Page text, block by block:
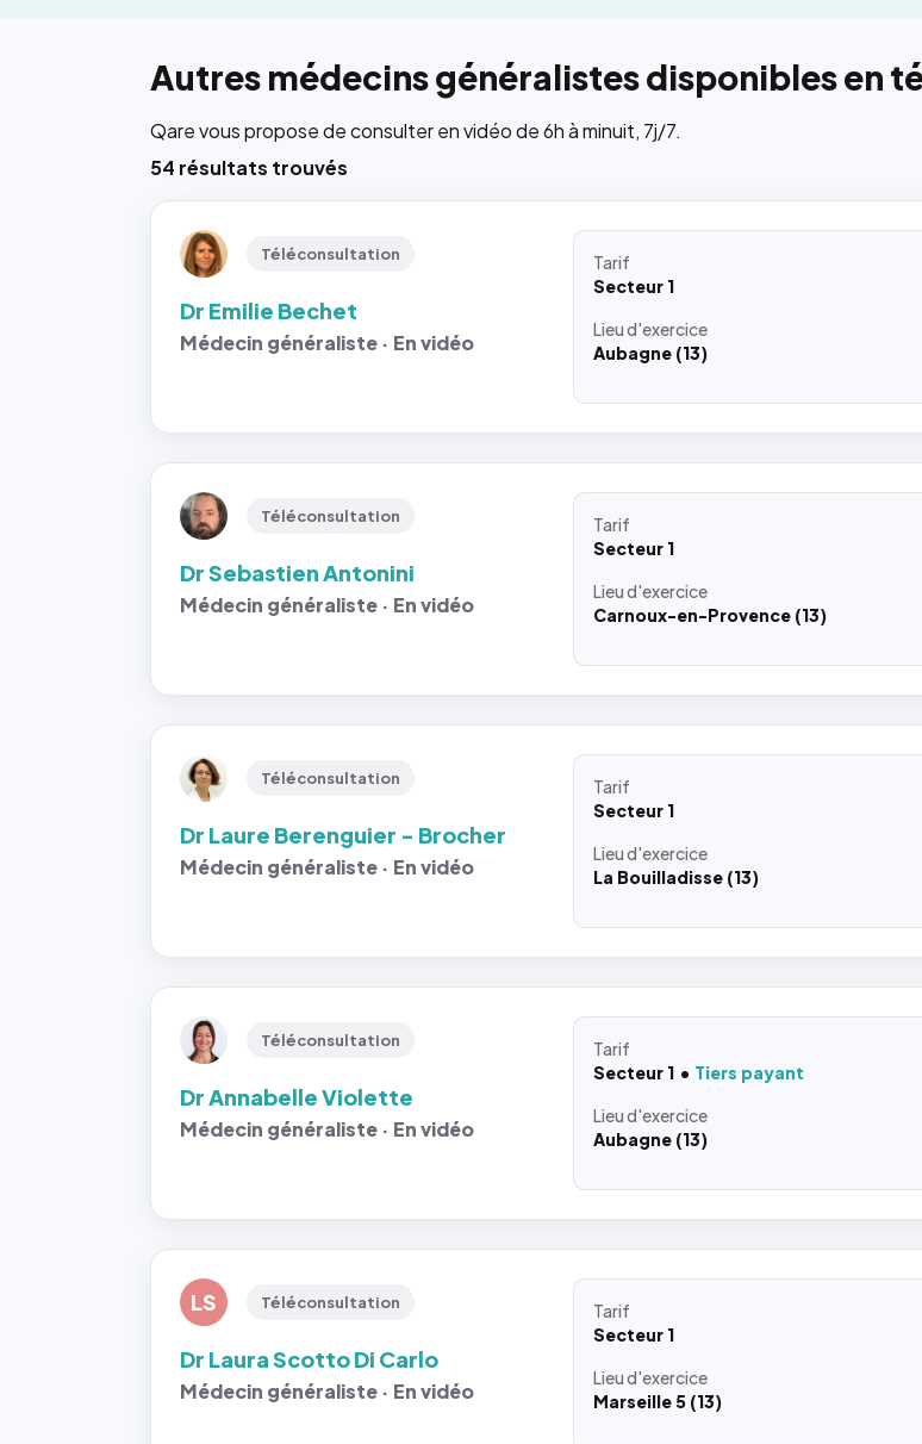
Autres médecins généralistes disponibles en
Qare vous propose de consulter en vidéo de 6h à minuit, 7j/7.
54 résultats trouvés
Téléconsultation
Dr Emilie Bechet
Médecin généraliste · En vidéo
Tarif
Secteur 1
Lieud'exercice
Aubagne (13)
Téléconsultation
Dr Sebastien Antonini
Médecin généraliste · En vidéo
Tarif
Secteur 1
Lieud'exercice
Carnoux-en-Provence (13)
Téléconsultation
Dr Laure Berenguier - Brocher
Médecin généraliste · En vidéo
Tarif
Secteur 1
Lieud'exercice
La Bouilladisse (13)
Téléconsultation
Dr Annabelle Violette
Médecin généraliste · En vidéo
Tarif
Secteur 1
Tiers payant
Lieud'exercice
Aubagne (13)
LS Téléconsultation
Dr Laura Scotto Di Carlo
Médecin généraliste · En vidéo
Tarif
Secteur 1
Lieud'exercice
Marseille 5 (13)